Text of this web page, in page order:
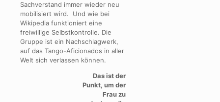
Sachverstand immer wieder neu
mobilisiert wird. Und wie bei
Wikipedia funktioniert eine
freiwillige Selbstkontrolle. Die
Gruppe ist ein Nachschlagwerk,
auf das Tango-Aficionados in aller
Welt sich verlassen können.
Das ist der
Punkt, um der
Frau zu